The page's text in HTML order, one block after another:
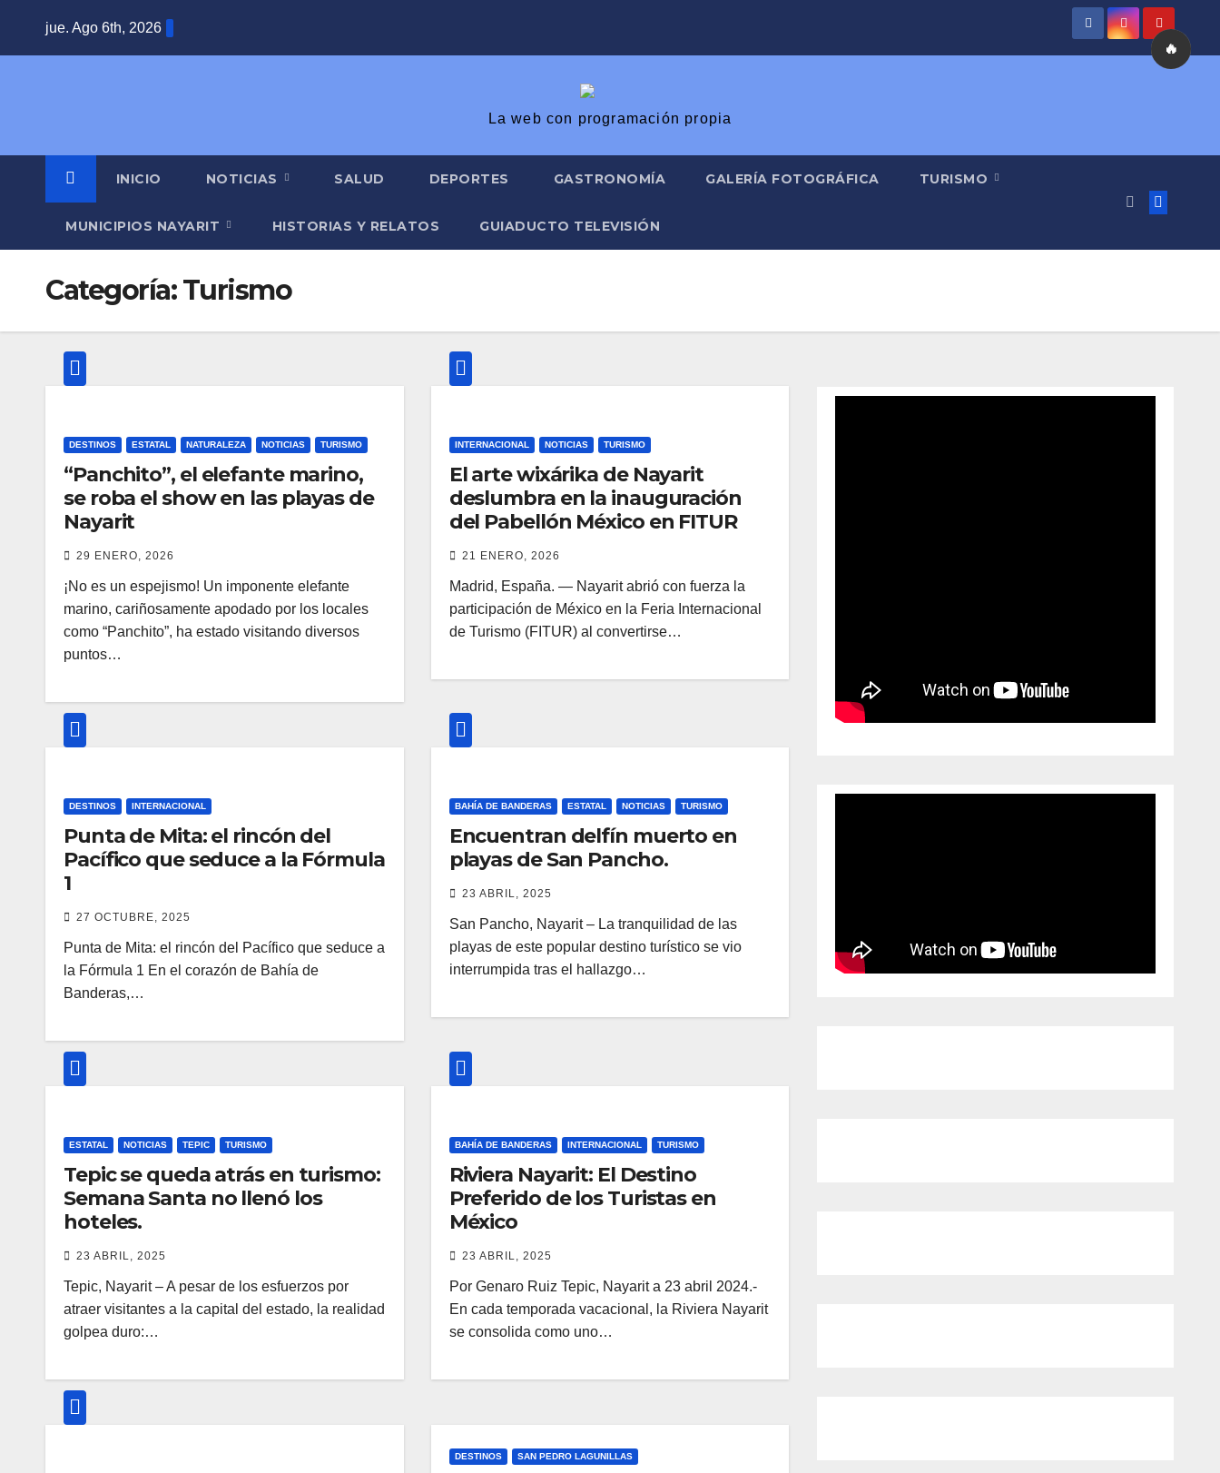
🔥
jue. Ago 6th, 2026
La web con programación propia
INICIO NOTICIAS SALUD DEPORTES GASTRONOMÍA GALERÍA FOTOGRÁFICA TURISMO
MUNICIPIOS NAYARIT HISTORIAS Y RELATOS GUIADUCTO TELEVISIÓN
Categoría:Turismo
DESTINOS ESTATAL NATURALEZA NOTICIAS TURISMO
“Panchito”, el elefante marino,
se roba el show en las playas de
Nayarit
29 ENERO, 2026
¡No es un espejismo! Un imponente elefante
marino, cariñosamente apodado por los locales
como “Panchito”, ha estado visitando diversos
puntos…
INTERNACIONAL NOTICIAS TURISMO
El arte wixárika de Nayarit
deslumbra en la inauguración
del Pabellón México en FITUR
21 ENERO, 2026
Madrid, España. — Nayarit abrió con fuerza la
participación de México en la Feria Internacional
de Turismo (FITUR) al convertirse…
DESTINOS INTERNACIONAL
Punta de Mita: el rincón del
Pacífico que seduce a la Fórmula
1
27 OCTUBRE, 2025
Punta de Mita: el rincón del Pacífico que seduce a
la Fórmula 1 En el corazón de Bahía de
Banderas,…
BAHÍA DE BANDERAS ESTATAL NOTICIAS TURISMO
Encuentran delfín muerto en
playas de San Pancho.
23 ABRIL, 2025
San Pancho, Nayarit – La tranquilidad de las
playas de este popular destino turístico se vio
interrumpida tras el hallazgo…
ESTATAL NOTICIAS TEPIC TURISMO
Tepic se queda atrás en turismo:
Semana Santa no llenó los
hoteles.
23 ABRIL, 2025
Tepic, Nayarit – A pesar de los esfuerzos por
atraer visitantes a la capital del estado, la realidad
golpea duro:…
BAHÍA DE BANDERAS INTERNACIONAL TURISMO
Riviera Nayarit: El Destino
Preferido de los Turistas en
México
23 ABRIL, 2025
Por Genaro Ruiz Tepic, Nayarit a 23 abril 2024.-
En cada temporada vacacional, la Riviera Nayarit
se consolida como uno…
DESTINOS SAN PEDRO LAGUNILLAS